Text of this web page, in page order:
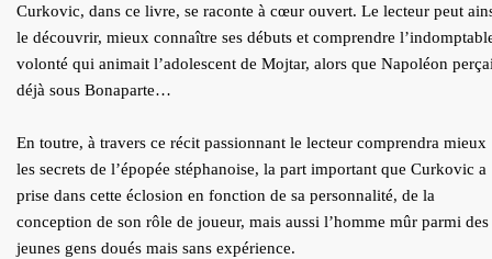
Curkovic, dans ce livre, se raconte à cœur ouvert. Le lecteur peut
le découvrir, mieux connaître ses débuts et comprendre
volonté qui animait l’adolescent de Mojtar, alors que Napoléon
déjà sous Bonaparte…
En toutre, à travers ce récit passionnant le lecteur comprendra mieux
les secrets de l’épopée stéphanoise, la part important que Curkovic a
prise dans cette éclosion en fonction de sa personnalité, de la
conception de son rôle de joueur, mais aussi l’homme mûr parmi des
jeunes gens doués mais sans expérience.